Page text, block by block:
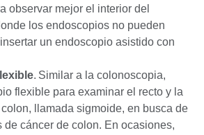
observar mejor el interior del
los endoscopios no pueden
un endoscopio asistido con
. Similar a la colonoscopia,
flexible para examinar el recto y la
llamada sigmoide, en busca de
de cáncer de colon. En ocasiones,